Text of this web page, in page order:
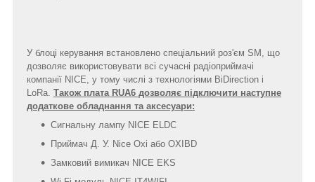
У блоці керування встановлено спеціальний роз'єм SM, що
дозволяє використовувати всі сучасні радіоприймачі
компанії NICE, у тому числі з технологіями BiDirection і
LoRa. Також плата RUA6 дозволяє підключити наступне
додаткове обладнання та аксесуари:
Сигнальну лампу NICE ELDC
Приймач Д. У. Nice Oxi або OXIBD
Замковий вимикач NICE EKS